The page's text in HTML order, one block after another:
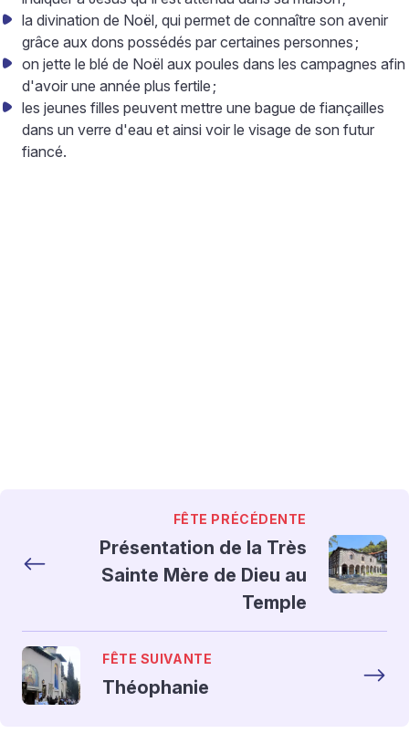
la divination de Noël, qui permet de connaître son avenir
grâce aux dons possédés par certaines personnes ;
on jette le blé de Noël aux poules dans les campagnes afin
d'avoir une année plus fertile ;
les jeunes filles peuvent mettre une bague de fiançailles
dans un verre d'eau et ainsi voir le visage de son futur
fiancé.
FÊTE PRÉCÉDENTE
Présentation de la Très
Sainte Mère de Dieu au
Temple
FÊTE SUIVANTE
Théophanie